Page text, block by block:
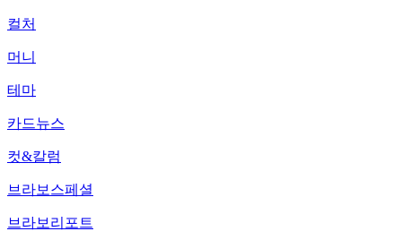
컬처
머니
테마
카드뉴스
컷&칼럼
브라보스페셜
브라보리포트